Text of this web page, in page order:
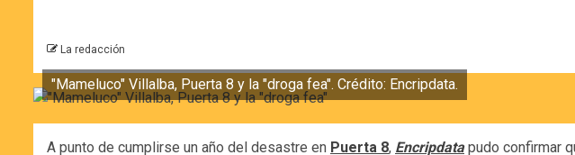
La redacción
"Mameluco" Villalba, Puerta 8 y la "droga fea". Crédito: Encripdata.
A punto de cumplirse un año del desastre en Puerta 8, Encripdatapudo confirmar